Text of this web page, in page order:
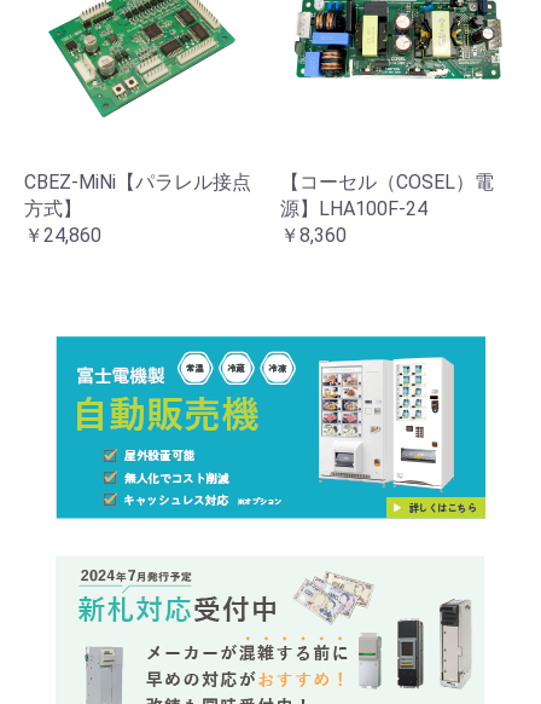
CBEZ-MiNi【パラレル接点
方式】
￥24,860
【コーセル（COSEL）電
源】LHA100F-24
￥8,360